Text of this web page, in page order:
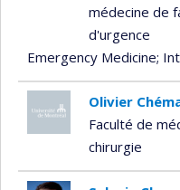
médecine de
d'urgence
Emergency Medicine;
Olivier
Faculté de
chirurgie